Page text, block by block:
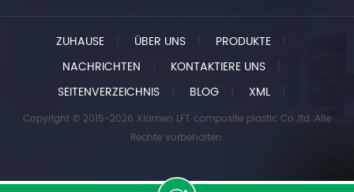
ZUHAUSE ÜBER UNS PRODUKTE
NACHRICHTEN
KONTAKTIERE UNS
SEITENVERZEICHNIS
BLOG XML
Copyright © 2015-2026 Xiamen LFT composite plastic Co.,ltd..Alle
Rechte vorbehalten.